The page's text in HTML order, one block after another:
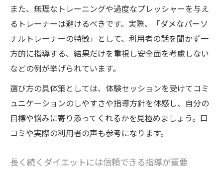
また、無理なトレーニングや過度なプレッシャーを与え
るトレーナーは避けるべきです。実際、「ダメなパーソ
ナルトレーナーの特徴」として、利用者の話を聞かず一
方的に指導する、結果だけを重視し安全面を考慮しない
などの例が挙げられています。
選び方の具体策としては、体験セッションを受けてコミ
ュニケーションのしやすさや指導方針を体感し、自分の
目標や悩みに寄り添ってくれるかを見極めましょう。口
コミや実際の利用者の声も参考になります。
長く続くダイエットには信頼できる指導が重要